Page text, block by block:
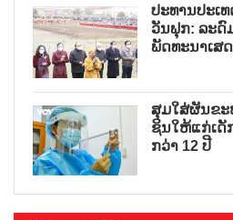
ປະທານປະເ
ວັນຟຸກ: ລະດົ
ພັດທະນາເສ
ສຸມໃສ່ຜັນຂະ
ຊິນໃຫ້ແກ່ເດັ
ກວ່າ 12 ປີ